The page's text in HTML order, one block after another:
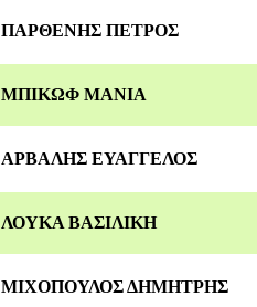
ΠΑΡΘΕΝΗΣ ΠΕΤΡΟΣ
ΜΠΙΚΩΦ ΜΑΝΙΑ
ΑΡΒΑΛΗΣ ΕΥΑΓΓΕΛΟΣ
ΛΟΥΚΑ ΒΑΣΙΛΙΚΗ
ΜΙΧΟΠΟΥΛΟΣ ΔΗΜΗΤΡΗΣ